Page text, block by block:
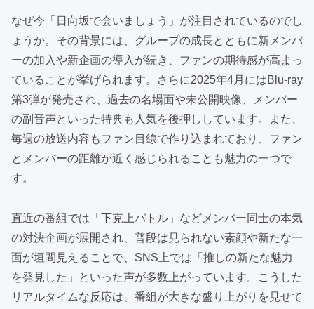
なぜ今「日向坂で会いましょう」が注目されているのでし
ょうか。その背景には、グループの成長とともに新メンバ
ーの加入や新企画の導入が続き、ファンの期待感が高まっ
ていることが挙げられます。さらに2025年4月にはBlu-ray
第3弾が発売され、過去の名場面や未公開映像、メンバー
の副音声といった特典も人気を後押ししています。また、
毎週の放送内容もファン目線で作り込まれており、ファン
とメンバーの距離が近く感じられることも魅力の一つで
す。
直近の番組では「下克上バトル」などメンバー同士の本気
の対決企画が展開され、普段は見られない素顔や新たな一
面が垣間見えることで、SNS上では「推しの新たな魅力
を発見した」といった声が多数上がっています。こうした
リアルタイムな反応は、番組が大きな盛り上がりを見せて